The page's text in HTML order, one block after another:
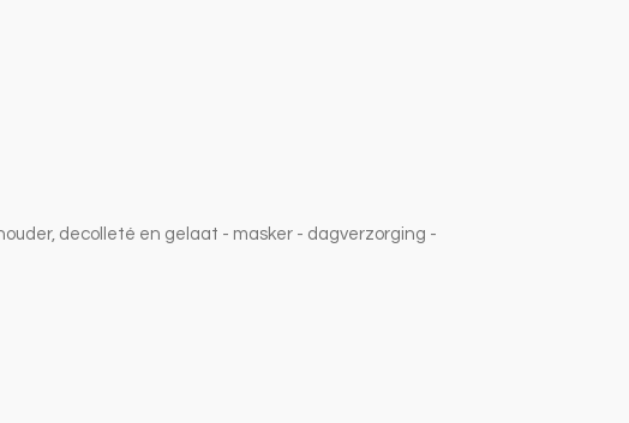
decolleté en gelaat - masker - dagverzorging -